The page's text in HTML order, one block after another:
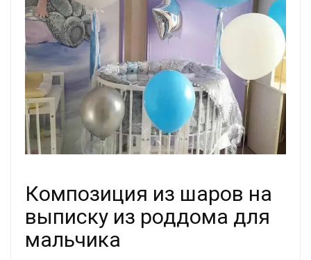
Композиция из шаров на
выписку из роддома для
мальчика